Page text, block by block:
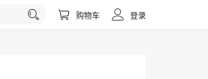
购物车 登录